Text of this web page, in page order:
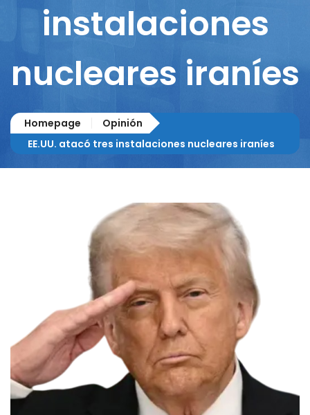
Columnistas
instalaciones
nucleares iraníes
Homepage
Opinión
EE.UU. atacó tres instalaciones nucleares iraníes